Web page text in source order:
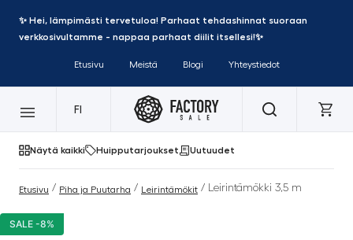
✨ Hei, lämpimästi tervetuloa! Parhaat tehdashinnat suoraan
verkkosivultamme - nappaa parhaat diilit itsellesi!✨
Etusivu Meistä Blogi Yhteystiedot
FI
Näytä kaikki Huipputarjoukset Uutuudet
Etusivu / Piha ja Puutarha / Leirintämökit / Leirintämökki 3,5 m
SALE -8%